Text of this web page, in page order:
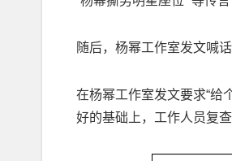
随后，杨幂工作室发文喊话
在杨幂工作室发文要求“给
好的基础上，工作人员复